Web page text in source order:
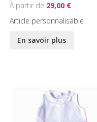
29,00 €
Article personnalisable
En savoir plus